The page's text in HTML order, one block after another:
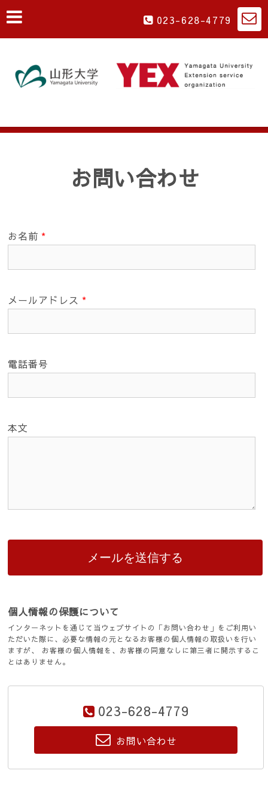
023-628-4779
お問い合わせ
お名前 *
メールアドレス *
電話番号
本文
個人情報の保護について
インターネットを通じて当ウェブサイトの「お問い合わせ」をご利用い
ただいた際に、必要な情報の元となるお客様の個人情報の取扱いを行い
ますが、 お客様の個人情報を、お客様の同意なしに第三者に開示するこ
とはありません。
023-628-4779
お問い合わせ